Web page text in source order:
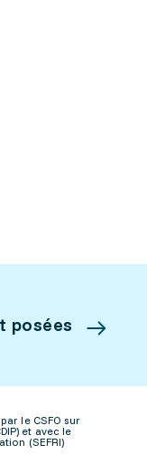
posées
le CSFO sur
et avec le
(SEFRI)